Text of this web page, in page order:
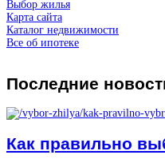
Выбор жилья
Карта сайта
Каталог недвижимости
Все об ипотеке
Последние
Как правильно